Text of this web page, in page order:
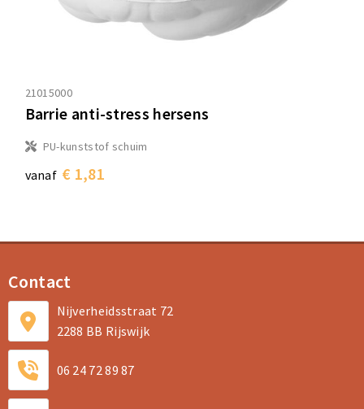
21015000
Barrie anti-stress hersens
PU-kunststof schuim
vanaf € 1,81
Contact
Nijverheidsstraat 72
2288 BB Rijswijk
06 24 72 89 87